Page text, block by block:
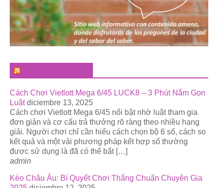
Cách Chơi Vietlott Mega 6/45 LUCK8 – 3 Phút Nắm Gọn
Luật diciembre 13, 2025
Cách chơi Vietlott Mega 6/45 nổi bật nhờ luật tham gia
đơn giản và cơ cấu trả thưởng rõ ràng theo nhiều hạng
giải. Người chơi chỉ cần hiểu cách chọn bộ 6 số, cách so
kết quả và một vài phương pháp kết hợp số thường
được sử dụng là đã có thể bắt […]
admin
Kèo Châu Âu: Bí Quyết Chơi Thắng Chuẩn Chuyên Gia